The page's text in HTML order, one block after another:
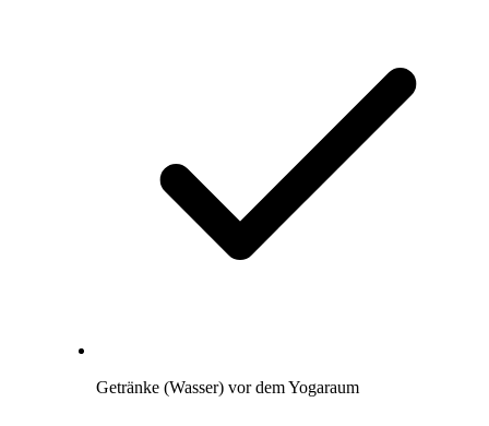
Getränke (Wasser) vor dem Yogaraum